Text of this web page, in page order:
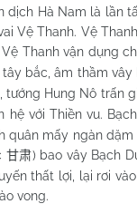
Hà Nam là lần
Vệ Thanh. Vệ
Thanh vận dụng
tây bắc, âm thầm
, tướng Hung Nô trấn
hệ với Thiền vu.
quân mấy ngàn
甘肃) bao vây Bạch
thất lợi, lại rơi
vong.